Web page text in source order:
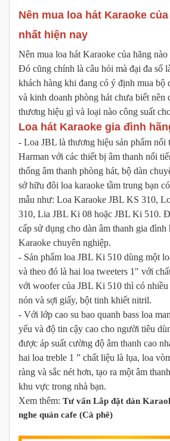
Nên mua loa hát Karaoke
nhất hiện nay
Nên mua loa hát Karaoke của hãng
Đó cũng chính là câu hỏi mà đại đa số
khách hàng khi đang có ý định mua bộ
và kinh doanh phòng hát chưa biết nên
thương hiệu gì và loại nào công suất
Loa hát Karaoke gia đình
- Loa JBL là thương hiệu sản phẩm nổi
Harman với các thiết bị âm thanh nổi
thống âm thanh phòng hát, bộ dàn
sở hữu đôi loa karaoke tầm trung bạn
mẫu như: Loa Karaoke JBL KS 310,
310, Lia JBL Ki 08 hoặc JBL Ki 510.
cấp sử dụng cho dàn âm thanh gia đình
Karaoke chuyên nghiệp.
- Sản phẩm loa JBL Ki 510 dùng một
và theo đó là hai loa tweeters 1″ với
với woofer của JBL Ki 510 thì có nhiều
nón và sợi giấy, bột tinh khiết nitril.
- Với lớp cao su bao quanh bass loa
yếu và độ tin cậy cao cho người tiêu
được áp suất cường độ âm thanh cao
hai loa treble 1 ” chất liệu là lụa, loa
ràng và sắc nét hơn, tạo ra một âm
khu vực trong nhà bạn.
Xem thêm: Tư vấn Lắp đặt dàn
nghe quán cafe (Cà phê)